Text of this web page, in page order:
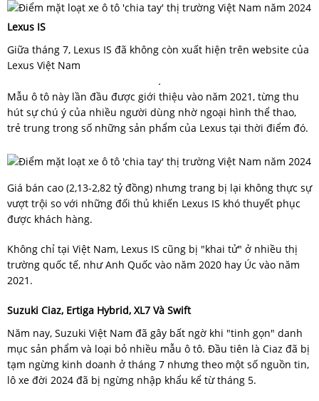
Lexus IS
Giữa tháng 7, Lexus IS đã không còn xuất hiện trên website của
Lexus Việt Nam
.
Mẫu ô tô này lần đầu được giới thiệu vào năm 2021, từng thu
hút sự chú ý của nhiều người dùng nhờ ngoại hình thể thao,
trẻ trung trong số những sản phẩm của Lexus tại thời điểm đó.
Giá bán cao (2,13-2,82 tỷ đồng) nhưng trang bị lại không thực sự
vượt trội so với những đối thủ khiến Lexus IS khó thuyết phục
được khách hàng.
Không chỉ tại Việt Nam, Lexus IS cũng bị "khai tử" ở nhiều thị
trường quốc tế, như Anh Quốc vào năm 2020 hay Úc vào năm
2021.
Suzuki Ciaz, Ertiga Hybrid, XL7 Và Swift
Năm nay, Suzuki Việt Nam đã gây bất ngờ khi "tinh gọn" danh
mục sản phẩm và loại bỏ nhiều mẫu ô tô. Đầu tiên là Ciaz đã bị
tạm ngừng kinh doanh ở tháng 7 nhưng theo một số nguồn tin,
lô xe đời 2024 đã bị ngừng nhập khẩu kể từ tháng 5.